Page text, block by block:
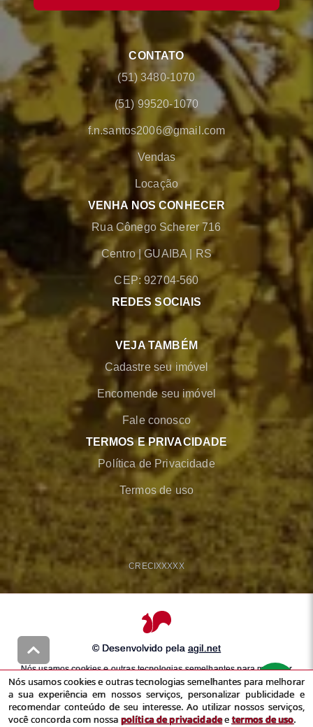
CONTATO
(51) 3480-1070
(51) 99520-1070
f.n.santos2006@gmail.com
Vendas
Locação
VENHA NOS CONHECER
Rua Cônego Scherer 716
Centro |GUAIBA RS
CEP: 92704-560
REDES SOCIAIS
VEJA TAMBÉM
Cadastre seu imóvel
Encomende seu imóvel
Fale conosco
TERMOS E PRIVACIDADE
Política de Privacidade
Termos de uso
CRECIXXXXX
© Desenvolvido pela agil.net
Nós usamos cookies e outras tecnologias semelhantes para melhorar
a sua experiência em nossos serviços, personalizar publicidade e
recomendar conteúdo de seu interesse. Ao utilizar nossos serviços,
você concorda com nossapolítica de privacidadeetermos de uso
Nós usamos cookies e outras tecnologias semelhantes para melhorar
a sua experiência em nossos serviços, personalizar publicidade e
recomendar conteúdo de seu interesse. Ao utilizar nossos serviços,
você concorda com nossa política de privacidadeetermos de uso.